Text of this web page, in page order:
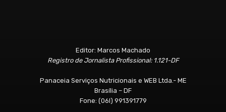
Editor: Marcos Machado
Registro de Jornalista Profissional: 1.121-DF
Panaceia Serviços Nutricionais e WEB Ltda.- ME
Brasília – DF
Fone: (06l) 991391779